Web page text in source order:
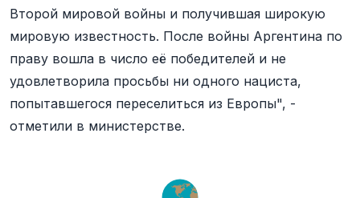
Второй мировой войны и получившая широкую
мировую известность. После войны Аргентина по
праву вошла в число её победителей и не
удовлетворила просьбы ни одного нациста,
попытавшегося переселиться из Европы", -
отметили в министерстве.